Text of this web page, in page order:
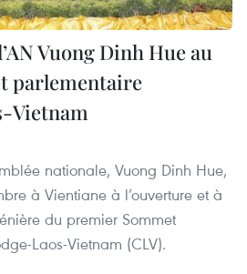
Vuong Dinh Hue au
parlementaire
Vietnam
nationale, Vuong Dinh Hue,
à Vientiane à l’ouverture et à
du premier Sommet
Laos-Vietnam (CLV).